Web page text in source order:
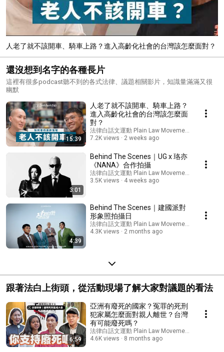
人老了就不該開車、騎車上路？進入高齡化社會的台灣該怎麼面對？
還沒想到名字的各種長片
這裡有很多podcast聽不到的各式法律、議題相關影片，知識量滿滿又很
幽默
15:39
人老了就不該開車、騎車上路？
進入高齡化社會的台灣該怎麼面
對？
法律白話文運動 Plain Law Movement
7.2K views
2 weeks ago
3:01
Behind The Scenes｜UG x 珞亦
《NANA》合作拍攝
法律白話文運動 Plain Law Movement
3.5K views
4 weeks ago
4:39
Behind The Scenes｜建國派對
形象照拍攝日
法律白話文運動 Plain Law Movement
4.3K views
2 months ago
跟著法白上街頭，從活動現場了解大家對議題的看法
6:59
亞洲有廢死的國家？冤罪的死刑
犯家屬怎麼面對親人離世？台灣
有可能廢死嗎？
法律白話文運動 Plain Law Movement
4.6K views
8 months ago